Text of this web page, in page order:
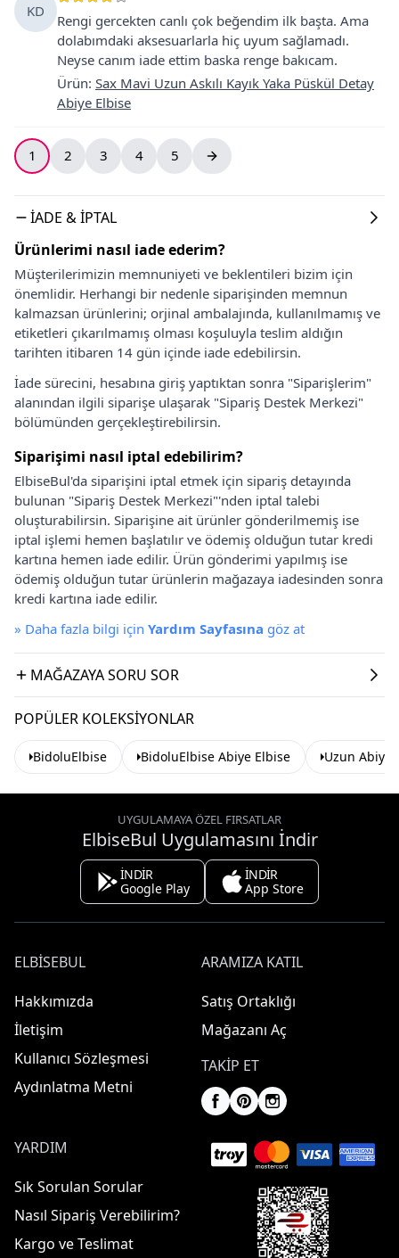
KD
Rengi gercekten canlı çok beğendim ilk başta. Ama
dolabımdaki aksesuarlarla hiç uyum sağlamadı.
Neyse canım iade ettim baska renge bakıcam.
Ürün: Sax Mavi Uzun Askılı Kayık Yaka Püskül Detay
Abiye Elbise
1 2 3 4 5
İADE & İPTAL
Ürünlerimi nasıl iade ederim?
Müşterilerimizin memnuniyeti ve beklentileri bizim için
önemlidir. Herhangi bir nedenle siparişinden memnun
kalmazsan ürünlerini; orjinal ambalajında, kullanılmamış ve
etiketleri çıkarılmamış olması koşuluyla teslim aldığın
tarihten itibaren 14 gün içinde iade edebilirsin.
İade sürecini, hesabına giriş yaptıktan sonra "Siparişlerim"
alanından ilgili siparişe ulaşarak "Sipariş Destek Merkezi"
bölümünden gerçekleştirebilirsin.
Siparişimi nasıl iptal edebilirim?
ElbiseBul'da siparişini iptal etmek için sipariş detayında
bulunan "Sipariş Destek Merkezi"'nden iptal talebi
oluşturabilirsin. Siparişine ait ürünler gönderilmemiş ise
iptal işlemi hemen başlatılır ve ödemiş olduğun tutar kredi
kartına hemen iade edilir. Ürün gönderimi yapılmış ise
ödemiş olduğun tutar ürünlerin mağazaya iadesinden sonra
kredi kartına iade edilir.
» Daha fazla bilgi için Yardım Sayfasına göz at
MAĞAZAYA SORU SOR
POPÜLER KOLEKSIYONLAR
BidoluElbise BidoluElbise Abiye Elbise Uzun Abiye
UYGULAMAYA ÖZEL FIRSATLAR
ElbiseBul Uygulamasını İndir
İNDİR
Google Play
İNDİR
App Store
ELBISEBUL
Hakkımızda
İletişim
Kullanıcı Sözleşmesi
Aydınlatma Metni
ARAMIZA KATIL
Satış Ortaklığı
Mağazanı Aç
TAKIP ET
YARDIM
Sık Sorulan Sorular
Nasıl Sipariş Verebilirim?
Kargo ve Teslimat